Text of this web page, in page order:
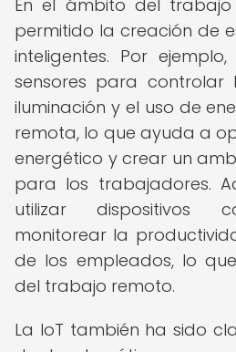
En el ámbito del
permitido la creación de
inteligentes. Por
sensores para controlar
iluminación y el uso de
remota, lo que ayuda a
energético y crear un
para los trabajadores.
utilizar dispositivos
monitorear la
de los empleados, lo
del trabajo remoto.
La IoT también ha sido